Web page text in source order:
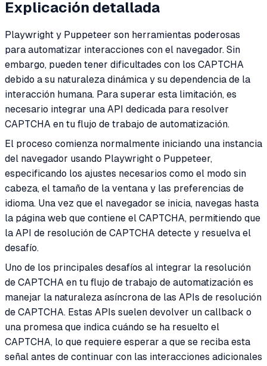
Explicación detallada
Playwright y Puppeteer son herramientas poderosas
para automatizar interacciones con el navegador. Sin
embargo, pueden tener dificultades con los CAPTCHA
debido a su naturaleza dinámica y su dependencia de la
interacción humana. Para superar esta limitación, es
necesario integrar una API dedicada para resolver
CAPTCHA en tu flujo de trabajo de automatización.
El proceso comienza normalmente iniciando una instancia
del navegador usando Playwright o Puppeteer,
especificando los ajustes necesarios como el modo sin
cabeza, el tamaño de la ventana y las preferencias de
idioma. Una vez que el navegador se inicia, navegas hasta
la página web que contiene el CAPTCHA, permitiendo que
la API de resolución de CAPTCHA detecte y resuelva el
desafío.
Uno de los principales desafíos al integrar la resolución
de CAPTCHA en tu flujo de trabajo de automatización es
manejar la naturaleza asíncrona de las APIs de resolución
de CAPTCHA. Estas APIs suelen devolver un callback o
una promesa que indica cuándo se ha resuelto el
CAPTCHA, lo que requiere esperar a que se reciba esta
señal antes de continuar con las interacciones adicionales